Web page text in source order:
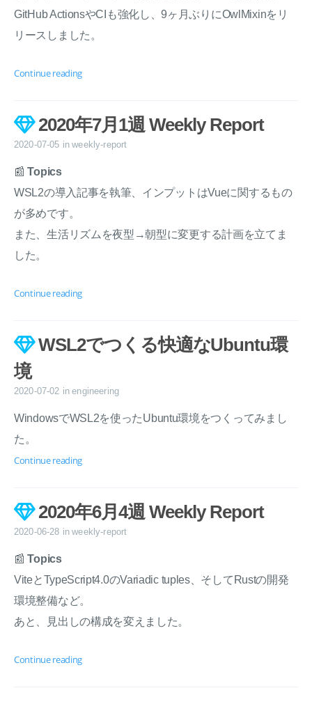
GitHub ActionsやCIも強化し、9ヶ月ぶりにOwlMixinをリ
リースしました。
Continue reading
2020年7月1週 Weekly Report
2020-07-05 in weekly-report
📰Topics
WSL2の導入記事を執筆、インプットはVueに関するもの
が多めです。
また、生活リズムを夜型→朝型に変更する計画を立てま
した。
Continue reading
WSL2でつくる快適なUbuntu環
境
2020-07-02 in engineering
WindowsでWSL2を使ったUbuntu環境をつくってみまし
た。
Continue reading
2020年6月4週 Weekly Report
2020-06-28 in weekly-report
📰Topics
ViteとTypeScript4.0のVariadic tuples、そしてRustの開発
環境整備など。
あと、見出しの構成を変えました。
Continue reading